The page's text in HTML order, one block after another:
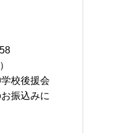
校後援会
振込みに